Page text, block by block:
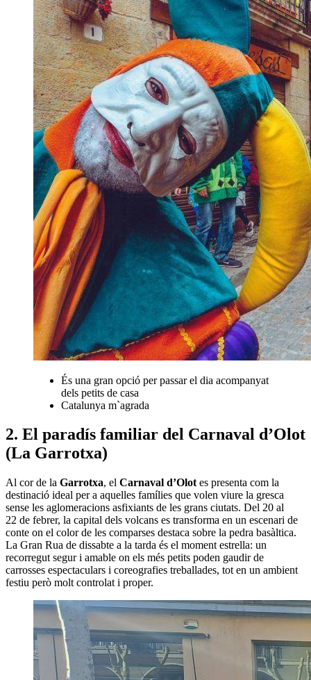
És una gran opció per passar el dia acompanyat
dels petits de casa
Catalunya m`agrada
2. El paradís familiar del Carnaval d’Olot
(La Garrotxa)
Al cor de la Garrotxa, el Carnaval d’Olot es presenta com la
destinació ideal per a aquelles famílies que volen viure la gresca
sense les aglomeracions asfixiants de les grans ciutats. Del 20 al
22 de febrer, la capital dels volcans es transforma en un escenari de
conte on el color de les comparses destaca sobre la pedra basàltica.
La Gran Rua de dissabte a la tarda és el moment estrella: un
recorregut segur i amable on els més petits poden gaudir de
carrosses espectaculars i coreografies treballades, tot en un ambient
festiu però molt controlat i proper.